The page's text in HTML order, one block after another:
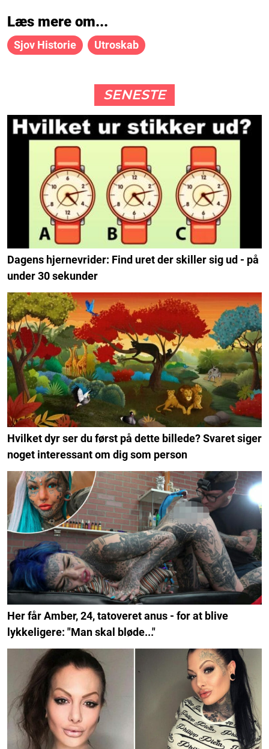
Læs mere om...
Sjov Historie Utroskab
SENESTE
Dagens hjernevrider: Find uret der skiller sig ud - på
under 30 sekunder
Hvilket dyr ser du først på dette billede? Svaret siger
noget interessant om dig som person
Her får Amber, 24, tatoveret anus - for at blive
lykkeligere: "Man skal bløde..."